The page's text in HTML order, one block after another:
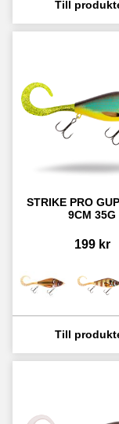
STRIKE PRO
9CM 35G
199kr